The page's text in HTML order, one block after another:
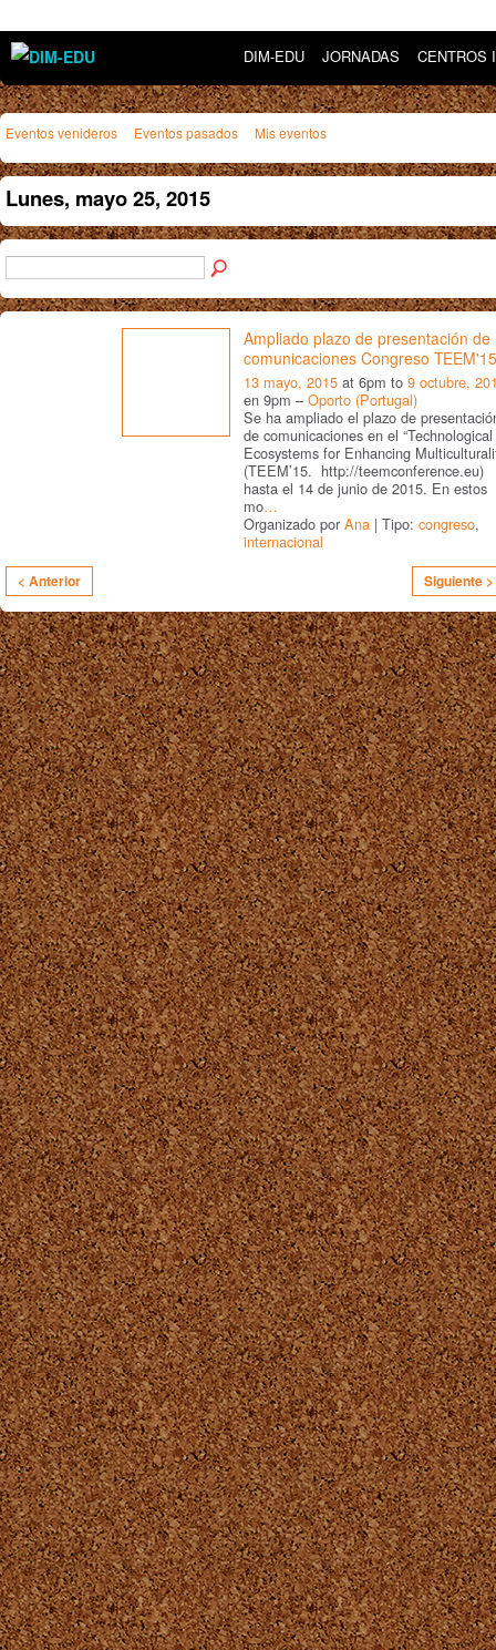
DIM-EDU JORNADAS CENTROS
Eventos venideros Eventos pasados Mis eventos
Lunes, mayo 25, 2015
Ampliado plazo de presentación de
comunicaciones Congreso TEEM'15
13 mayo, 2015 at 6pm to 9 octubre,
en 9pm – Oporto (Portugal)
Se ha ampliado el plazo de
de comunicaciones en el “Technological
Ecosystems for Enhancing
(TEEM’15. http://teemconference.eu)
hasta el 14 de junio de 2015. En estos
mo…
Organizado por Ana | Tipo: congreso,
internacional
< Anterior Siguiente >